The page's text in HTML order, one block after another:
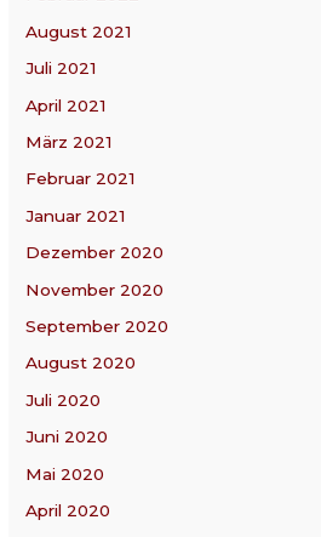
August 2021
Juli 2021
April 2021
März 2021
Februar 2021
Januar 2021
Dezember 2020
November 2020
September 2020
August 2020
Juli 2020
Juni 2020
Mai 2020
April 2020